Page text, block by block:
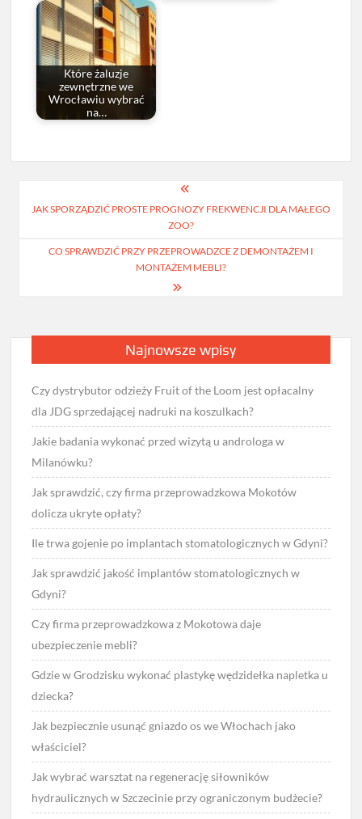
Które żaluzje
zewnętrzne we
Wrocławiu wybrać
na…
wpisu
JAK SPORZĄDZIĆ PROSTE PROGNOZY FREKWENCJI DLA MAŁEGO
ZOO?
CO SPRAWDZIĆ PRZY PRZEPROWADZCE Z DEMONTAŻEM I
MONTAŻEM MEBLI?
Najnowsze wpisy
Czy dystrybutor odzieży Fruit of the Loom jest opłacalny
dla JDG sprzedającej nadruki na koszulkach?
Jakie badania wykonać przed wizytą u androloga w
Milanówku?
Jak sprawdzić, czy firma przeprowadzkowa Mokotów
dolicza ukryte opłaty?
Ile trwa gojenie po implantach stomatologicznych w Gdyni?
Jak sprawdzić jakość implantów stomatologicznych w
Gdyni?
Czy firma przeprowadzkowa z Mokotowa daje
ubezpieczenie mebli?
Gdzie w Grodzisku wykonać plastykę wędzidełka napletka u
dziecka?
Jak bezpiecznie usunąć gniazdo os we Włochach jako
właściciel?
Jak wybrać warsztat na regenerację siłowników
hydraulicznych w Szczecinie przy ograniczonym budżecie?